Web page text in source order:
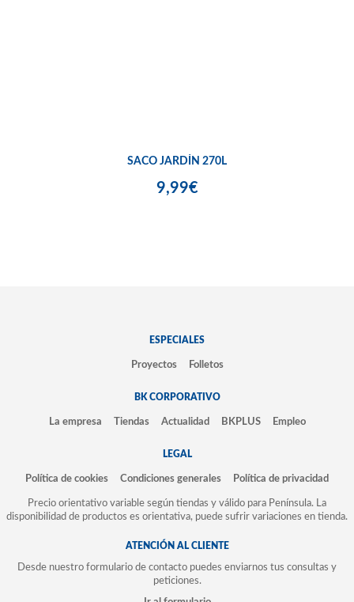
SACO JARDÍN 270L
9,99€
ESPECIALES
Proyectos Folletos
BK CORPORATIVO
La empresa Tiendas Actualidad BKPLUS Empleo
LEGAL
Política de cookies Condiciones generales Política de privacidad
Precio orientativo variable según tiendas y válido para Península. La
disponibilidad de productos es orientativa, puede sufrir variaciones en tienda.
ATENCIÓN AL CLIENTE
Desde nuestro formulario de contacto puedes enviarnos tus consultas y
peticiones.